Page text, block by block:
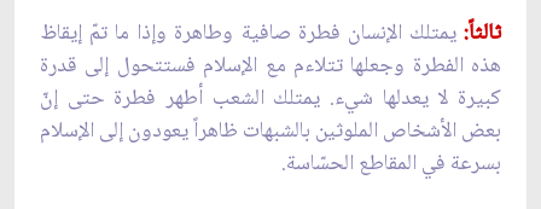
ثالثاً: يمتلك الإنسان فطرة صافية وطاهرة وإذا ما تمّ إيقاظ
هذه الفطرة وجعلها تتلاءم مع الإسلام فستتحول إلى قدرة
كبيرة لا يعدلها شي‏ء. يمتلك الشعب أطهر فطرة حتى إنّ
بعض الأشخاص الملوثين بالشبهات ظاهراً يعودون إلى الإسلام
بسرعة في المقاطع الحسّاسة.